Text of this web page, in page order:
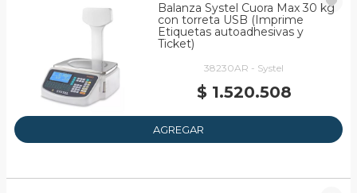
Balanza Systel Cuora Max 30 kg
con torreta USB (Imprime
Etiquetas autoadhesivas y
Ticket)
38230AR - Systel
$ 1.520.508
AGREGAR